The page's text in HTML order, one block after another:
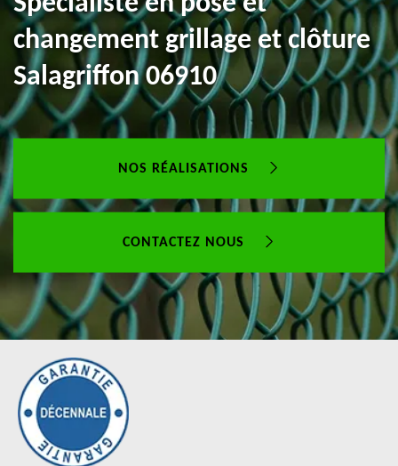
changement grillage et clôture
Salagriffon 06910
NOS RÉALISATIONS
CONTACTEZ NOUS